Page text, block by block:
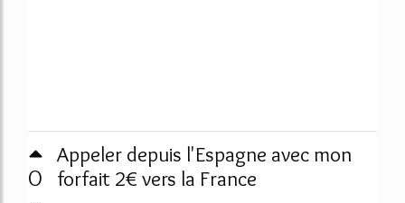
0
Appeler depuis l'Espagne avec mon
forfait 2€ vers la France